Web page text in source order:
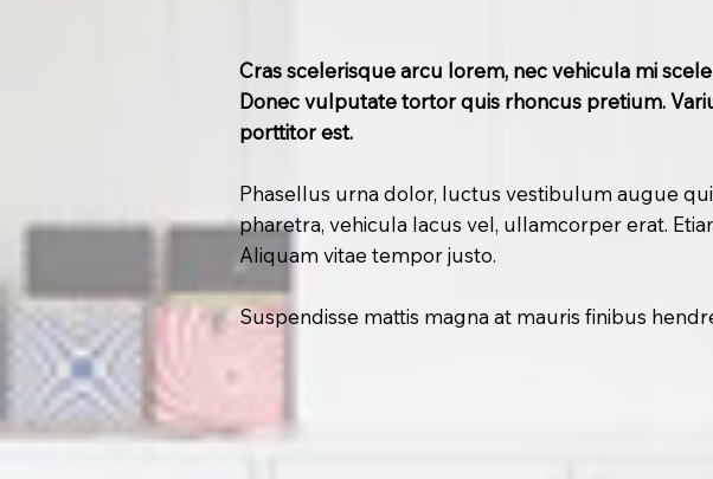
Cras scelerisque arcu lorem, nec vehicula mi
Donec vulputate tortor quis rhoncus pretium.
porttitor est.
Phasellus urna dolor, luctus vestibulum augue
pharetra, vehicula lacus vel, ullamcorper erat.
Aliquam vitae tempor justo.
Suspendisse mattis magna at mauris finibus